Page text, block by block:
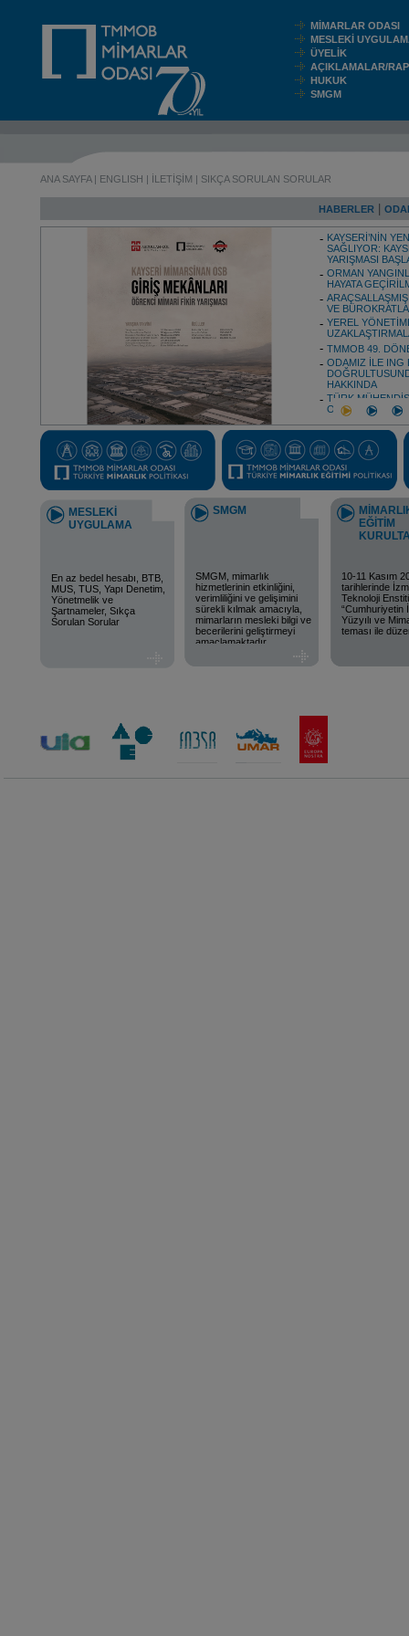
MİMARLAR ODASI
MESLEKİ
ÜYELİK
AÇIKLAMALAR/
HUKUK
SMGM
ANA SAYFA| ENGLISH | İLETİŞİM | SIKÇA SORULAN SORULAR
HABERLER |
KAYSERİ’NİN
SAĞLIYOR:
YARIŞMASI
ORMAN
HAYATA
VE
YEREL
TMMOB 49.
ODAMIZ İLE ING
HAKKINDA
TÜRK
ODASI MERKEZ
MESLEKİ
UYGULAMA
En az bedel hesabı, BTB,
MUS, TUS, Yapı Denetim,
Yönetmelik ve
Şartnameler, Sıkça
Sorulan Sorular
SMGM
SMGM, mimarlık
hizmetlerinin etkinliğini,
verimliliğini ve gelişimini
sürekli kılmak amacıyla,
mimarların mesleki bilgi ve
becerilerini geliştirmeyi
amaçlamaktadır.
EĞİTİM
10-11 Kasım
tarihlerinde
Teknoloji
“Cumhuriyetin
Yüzyılı ve
teması ile